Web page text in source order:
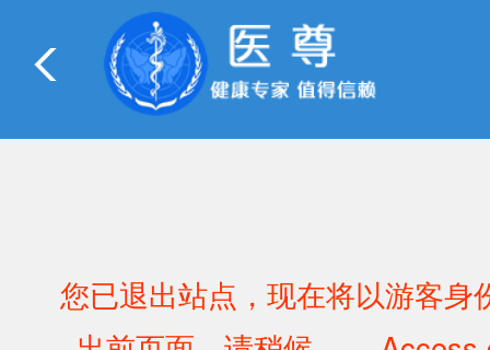
您已退出站点，现在将以游客身